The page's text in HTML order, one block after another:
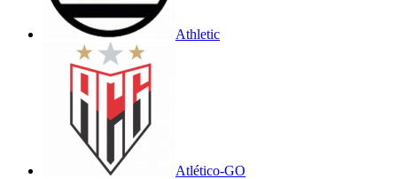
Athletic
Atlético-GO